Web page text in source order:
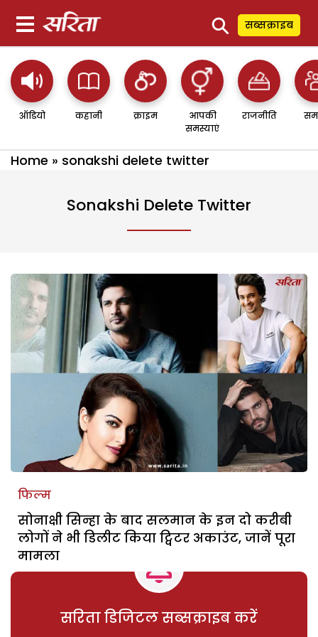
⚲ सब्सक्राइब
ऑडियो कहानी क्राइम
आपकी
समस्याएं
राजनीति
Home » sonakshi delete twitter
Sonakshi Delete Twitter
फिल्म
सोनाक्षी सिन्हा के बाद सलमान के इन दो करीबी
लोगों ने भी डिलीट किया ट्विटर अकाउंट, जानें पूरा
मामला
सरिता डिजिटल सब्सक्राइब करें